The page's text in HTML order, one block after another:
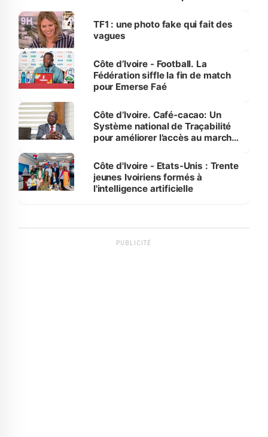
sur la scène internationale »
TF1 : une photo fake qui fait des
vagues
Côte d’Ivoire - Football. La
Fédération siffle la fin de match
pour Emerse Faé
Côte d’Ivoire. Café-cacao: Un
Système national de Traçabilité
pour améliorer l’accès au marché
Côte d'Ivoire - Etats-Unis : Trente
jeunes Ivoiriens formés à
l'intelligence artificielle
PUBLICITÉ